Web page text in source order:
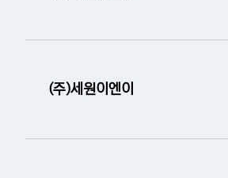
(주)세원이엔이